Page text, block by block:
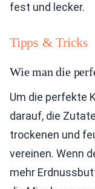
fest und lecker.
Tipps & Tricks
Wie man die
Um die perfekte
darauf, die
trockenen und
vereinen. Wenn
mehr